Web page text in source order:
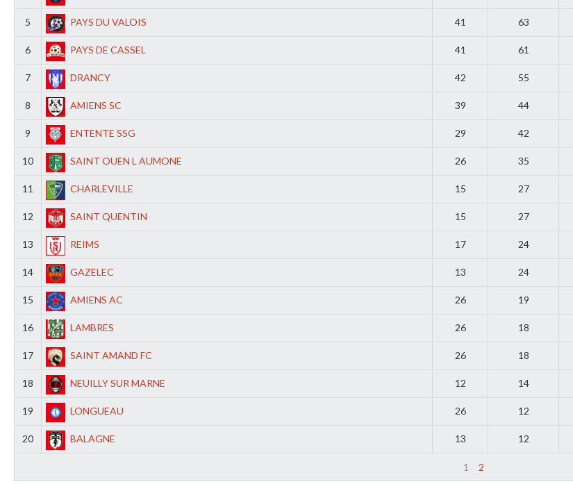
5 PAYS DU VALOIS 41 63
6 PAYS DE CASSEL 41 61
7 DRANCY 42 55
8 AMIENS SC 39 44
9 ENTENTE SSG 29 42
10 SAINT OUEN L AUMONE 26 35
11 CHARLEVILLE 15 27
12 SAINT QUENTIN 15 27
13 REIMS 17 24
14 GAZELEC 13 24
15 AMIENS AC 26 19
16 LAMBRES 26 18
17 SAINT AMAND FC 26 18
18 NEUILLY SUR MARNE 12 14
19 LONGUEAU 26 12
20 BALAGNE 13 12
1 2